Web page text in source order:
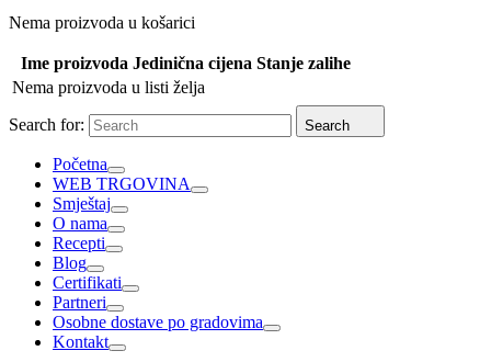
Nema proizvoda u košarici
Ime proizvoda Jedinična cijena Stanje zalihe
Nema proizvoda u listi želja
Search for:
Search
Početna
WEB TRGOVINA
Smještaj
O nama
Recepti
Blog
Certifikati
Partneri
Osobne dostave po gradovima
Kontakt